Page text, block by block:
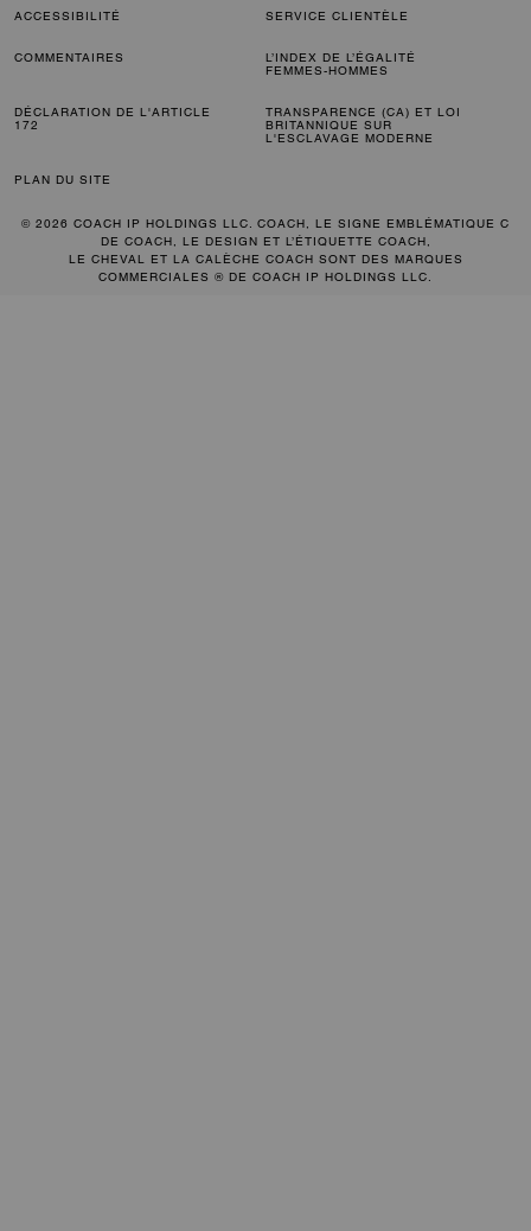
ACCESSIBILITÉ SERVICE CLIENTÈLE
COMMENTAIRES
L’INDEX DE L’ÉGALITÉ
FEMMES-HOMMES
DÉCLARATION DE L'ARTICLE
172
TRANSPARENCE (CA) ET LOI
BRITANNIQUE SUR
L'ESCLAVAGE MODERNE
PLAN DU SITE
© 2026 COACH IP HOLDINGS LLC. COACH, LE SIGNE EMBLÉMATIQUE C
DE COACH, LE DESIGN ET L’ÉTIQUETTE COACH,
LE CHEVAL ET LA CALÈCHE COACH SONT DES MARQUES
COMMERCIALES ® DE COACH IP HOLDINGS LLC.